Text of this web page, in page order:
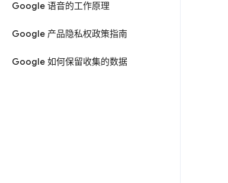
Google 语音的工作原理
Google 产品隐私权政策指南
Google 如何保留收集的数据